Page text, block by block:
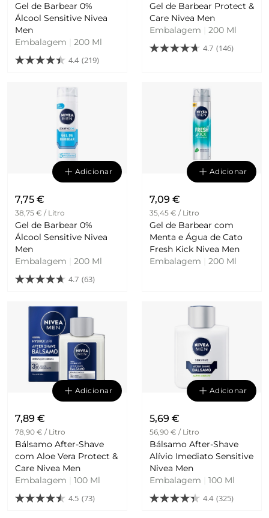
Gel de Barbear 0%
Álcool Sensitive Nivea
Men
Embalagem
200 Ml
4.4 (219)
Gel de Barbear Protect &
Care Nivea Men
Embalagem
200 Ml
4.7 (146)
Adicionar
7,75 €
38,75 € / Litro
Gel de Barbear 0%
Álcool Sensitive Nivea
Men
Embalagem
200 Ml
4.7 (63)
Adicionar
7,09 €
35,45 € / Litro
Gel de Barbear com
Menta e Água de Cato
Fresh Kick Nivea Men
Embalagem
200 Ml
Adicionar
7,89 €
78,90 € / Litro
Bálsamo After-Shave
com Aloe Vera Protect &
Care Nivea Men
Embalagem
100 Ml
4.5 (73)
Adicionar
5,69 €
56,90 € / Litro
Bálsamo After-Shave
Alívio Imediato Sensitive
Nivea Men
Embalagem
100 Ml
4.4 (325)